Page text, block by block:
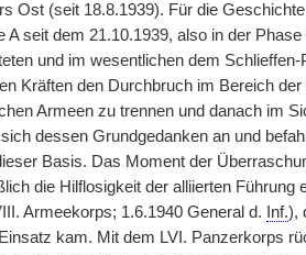
Ost (seit 18.8.1939). Für die
seit dem 21.10.1939, also in der Phase
und im wesentlichen dem Schlieffen-
Kräften den Durchbruch im Bereich der
Armeen zu trennen und danach im
dessen Grundgedanken an und
Basis. Das Moment der
die Hilflosigkeit der alliierten Führung
Armeekorps; 1.6.1940 General d. Inf.),
kam. Mit dem LVI. Panzerkorps